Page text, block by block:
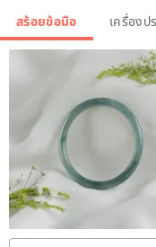
Have any questions
Contact Us Oh ^^
Origin / manufacturing
Origin / manufacturing
Taiwan made in Taiwan
สร้อยข้อมือ เครื่องป